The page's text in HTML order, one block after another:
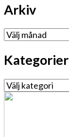
Arkiv
Arkiv
Kategorier
Kategorier